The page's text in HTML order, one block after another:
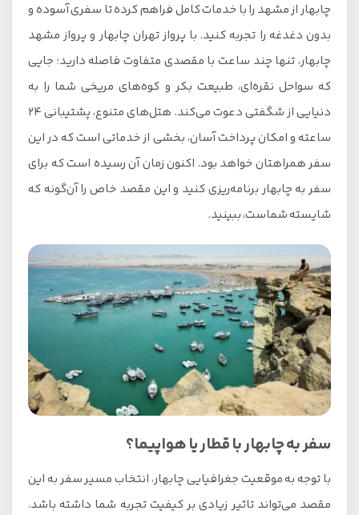
چابهار از مشهد را با خدمات کامل فراهم کرده تا سفری آسوده و
بدون دغدغه را تجربه کنید. با پرواز تهران چابهار و پرواز مشهد
چابهار، تنها چند ساعت با مقصدی متفاوت فاصله دارید؛ جایی
که سواحل نقره‌ای، طبیعت بکر و کوه‌های مریخی شما را به
دنیایی از شگفتی دعوت می‌کند. هتل‌های متنوع، پشتیبانی 24
ساعته و امکان پرداخت آسان، بخشی از خدماتی است که در این
سفر همراهتان خواهد بود. اکنون زمان آن رسیده است که برای
سفر به چابهار برنامه‌ریزی کنید و این مقصد خاص را آن‌گونه که
شایسته شماست، ببینید.
سفر به چابهار با قطار یا هواپیما؟
با توجه به موقعیت جغرافیایی چابهار، انتخاب مسیر سفر به این
مقصد می‌تواند تاثیر زیادی بر کیفیت تجربه شما داشته باشد.